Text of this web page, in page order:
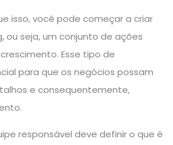
isso, você pode começar a criar
ou seja, um conjunto de ações
Esse tipo de
para que os negócios possam
e consequentemente,
responsável deve definir o que é